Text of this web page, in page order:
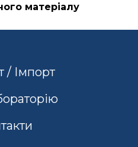
матеріалу
/ Імпорт